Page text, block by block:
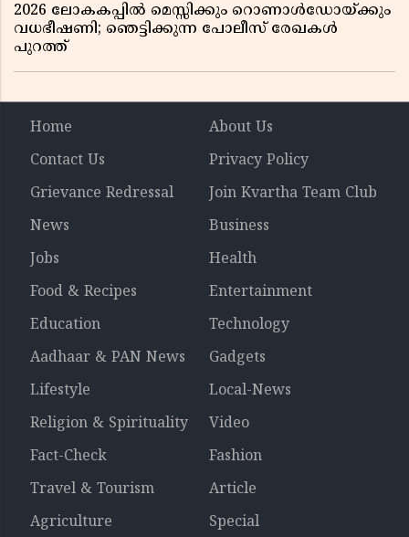
2026 ലോകകപ്പിൽ മെസ്സിക്കും റൊണാൾഡോയ്ക്കും
വധഭീഷണി; ഞെട്ടിക്കുന്ന പോലീസ് രേഖകൾ
പുറത്ത്
Home
About Us
Contact Us
Privacy Policy
Grievance Redressal
Join Kvartha Team Club
News
Business
Jobs
Health
Food & Recipes
Entertainment
Education
Technology
Aadhaar & PAN News
Gadgets
Lifestyle
Local-News
Religion & Spirituality
Video
Fact-Check
Fashion
Travel & Tourism
Article
Agriculture
Special